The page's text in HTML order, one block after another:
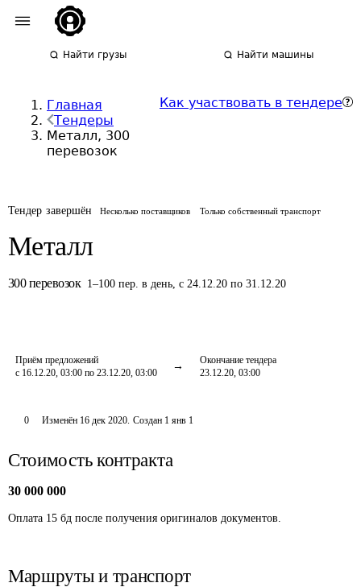
Найти грузы Найти машины
Главная
Тендеры
Металл, 300
перевозок
Как участвовать в тендере
Тендер завершён Несколько поставщиков Только собственный транспорт
Металл
300 перевозок 1–100 пер. в день,с 24.12.20 по 31.12.20
Приём предложений
с 16.12.20, 03:00 по 23.12.20, 03:00
Окончание тендера
23.12.20, 03:00
0 Изменён 16 дек 2020. Создан 1 янв 1
Стоимость контракта
30 000 000
Оплата 15 бд после получения оригиналов документов.
Маршруты и транспорт